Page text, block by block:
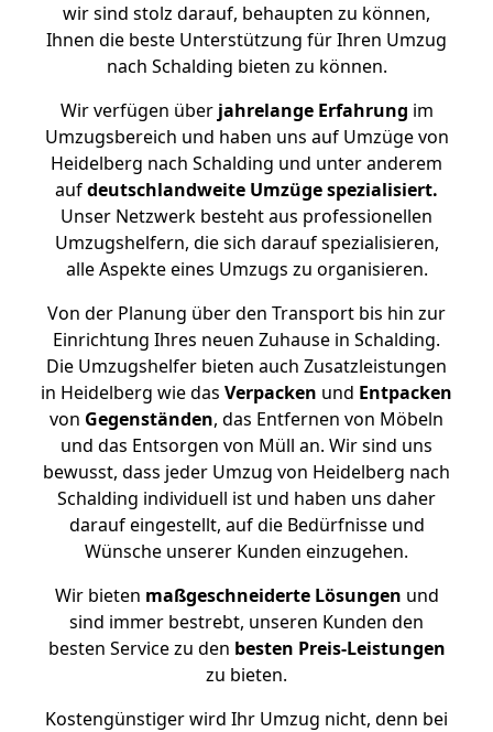
wir sind stolz darauf, behaupten zu können,
Ihnen die beste Unterstützung für Ihren Umzug
nach Schalding bieten zu können.
Wir verfügen überjahrelange Erfahrung im
Umzugsbereich und haben uns auf Umzüge von
Heidelberg nach Schalding und unter anderem
aufdeutschlandweite Umzüge spezialisiert.
Unser Netzwerk besteht aus professionellen
Umzugshelfern, die sich darauf spezialisieren,
alle Aspekte eines Umzugs zu organisieren.
Von der Planung über den Transport bis hin zur
Einrichtung Ihres neuen Zuhause in Schalding.
Die Umzugshelfer bieten auch Zusatzleistungen
in Heidelberg wie das Verpacken und Entpacken
von Gegenständen, das Entfernen von Möbeln
und das Entsorgen von Müll an. Wir sind uns
bewusst, dass jeder Umzug von Heidelberg nach
Schalding individuell ist und haben uns daher
darauf eingestellt, auf die Bedürfnisse und
Wünsche unserer Kunden einzugehen.
Wir bieten maßgeschneiderte Lösungen und
sind immer bestrebt, unseren Kunden den
besten Service zu den besten Preis-Leistungen
zu bieten.
Kostengünstiger wird Ihr Umzug nicht, denn bei